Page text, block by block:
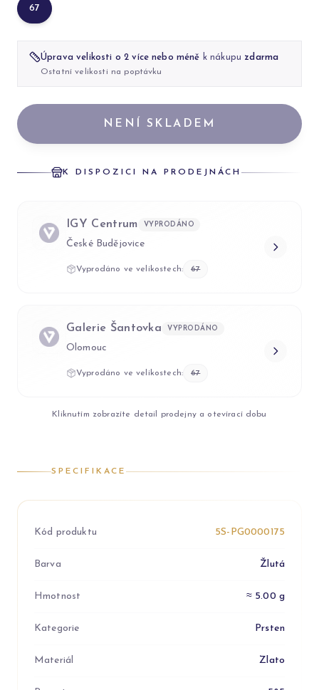
67
Úprava velikosti o 2 více nebo méně k nákupu zdarma
Ostatní velikosti na poptávku
NENÍ SKLADEM
K DISPOZICI NA PRODEJNÁCH
IGY Centrum VYPRODÁNO
České Budějovice
Vyprodáno ve velikostech: 67
Galerie Šantovka VYPRODÁNO
Olomouc
Vyprodáno ve velikostech: 67
Kliknutím zobrazíte detail prodejny a otevírací dobu
SPECIFIKACE
Kód produktu 5S-PG0000175
Barva Žlutá
Hmotnost ≈ 5.00 g
Kategorie Prsten
Materiál Zlato